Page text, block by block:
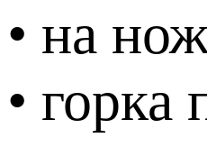
• на
• горка